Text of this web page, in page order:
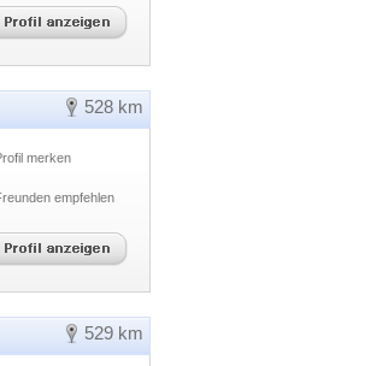
528 km
merken
empfehlen
529 km